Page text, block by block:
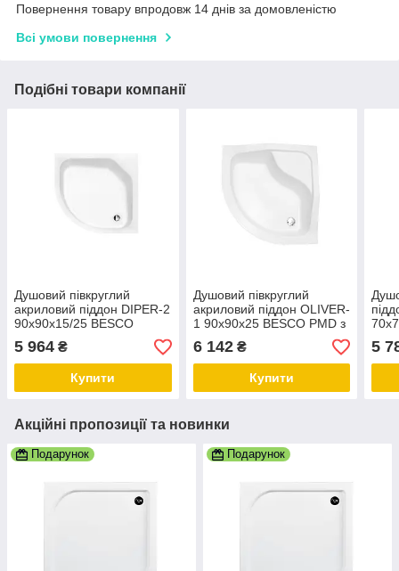
Повернення товару впродовж 14 днів за домовленістю
Всі умови повернення
Подібні товари компанії
Душовий півкруглий
акриловий піддон DIPER-2
90х90х15/25 BESCO
5 964 ₴
Купити
Душовий півкруглий
акриловий піддон OLIVER-
1 90х90х25 BESCO PMD з
високим сидінням
6 142₴
Купити
5
Акційні пропозиції та новинки
Подарунок Подарунок